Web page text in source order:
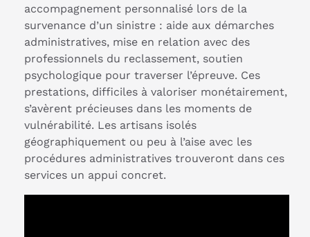
accompagnement personnalisé lors de la
survenance d’un sinistre : aide aux démarches
administratives, mise en relation avec des
professionnels du reclassement, soutien
psychologique pour traverser l’épreuve. Ces
prestations, difficiles à valoriser monétairement,
s’avèrent précieuses dans les moments de
vulnérabilité. Les artisans isolés
géographiquement ou peu à l’aise avec les
procédures administratives trouveront dans ces
services un appui concret.